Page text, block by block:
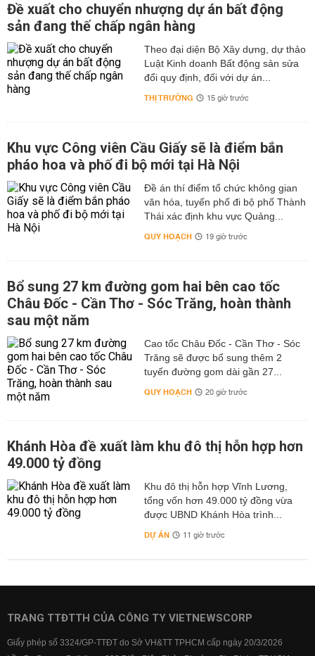
Đề xuất cho chuyển nhượng dự án bất động
sản đang thế chấp ngân hàng
Theo đại diện Bộ Xây dựng, dự thảo
Luật Kinh doanh Bất động sản sửa
đổi quy định, đối với dự án...
THỊ TRƯỜNG 15 giờ trước
Khu vực Công viên Cầu Giấy sẽ là điểm bắn
pháo hoa và phố đi bộ mới tại Hà Nội
Đề án thí điểm tổ chức không gian
văn hóa, tuyến phố đi bộ phố Thành
Thái xác định khu vực Quảng...
QUY HOẠCH 19 giờ trước
Bổ sung 27 km đường gom hai bên cao tốc
Châu Đốc - Cần Thơ - Sóc Trăng, hoàn thành
sau một năm
Cao tốc Châu Đốc - Cần Thơ - Sóc
Trăng sẽ được bổ sung thêm 2
tuyến đường gom dài gần 27...
QUY HOẠCH 20 giờ trước
Khánh Hòa đề xuất làm khu đô thị hỗn hợp hơn
49.000 tỷ đồng
Khu đô thị hỗn hợp Vĩnh Lương,
tổng vốn hơn 49.000 tỷ đồng vừa
được UBND Khánh Hòa trình...
DỰ ÁN 11 giờ trước
TRANG TTĐTTH CỦA CÔNG TY VIETNEWSCORP
Giấy phép số 3324/GP-TTĐT do Sở VH&TT TPHCM cấp ngày 20/3/2026